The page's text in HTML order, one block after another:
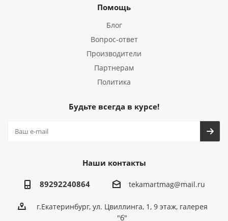
Помощь
Блог
Вопрос-ответ
Производители
Партнерам
Политика
Будьте всегда в курсе!
Наши контакты
89292240864 tekamartmag@mail.ru
г.Екатеринбург, ул. Цвиллинга, 1, 9 этаж, галерея
"б"